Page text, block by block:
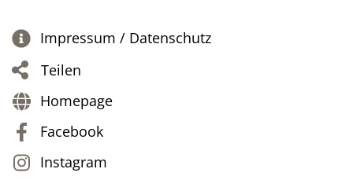
Impressum / Datenschutz
Teilen
Homepage
Facebook
Instagram